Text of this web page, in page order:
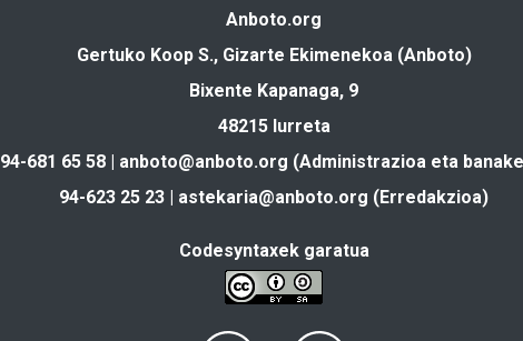
Anboto.org
Gertuko Koop S., Gizarte Ekimenekoa (Anboto)
Bixente Kapanaga, 9
48215 Iurreta
94-681 65 58 | anboto@anboto.org (Administrazioa eta
94-623 25 23 | astekaria@anboto.org (Erredakzioa)
Codesyntaxek garatua